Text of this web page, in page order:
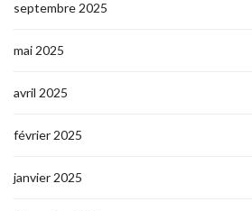
septembre 2025
mai 2025
avril 2025
février 2025
janvier 2025